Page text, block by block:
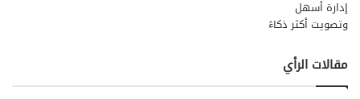
مقالات الرأي